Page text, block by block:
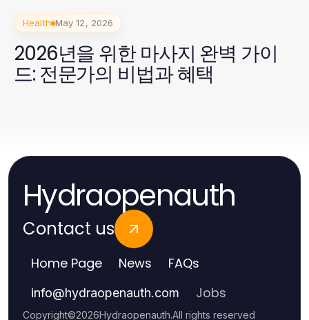
Health May 12, 2026
2026년을 위한 마사지 완벽 가이
드: 전문가의 비법과 혜택
Hydraopenauth
Contact us
Home Page News FAQs
info@hydraopenauth.com Jobs
Copyright©2026Hydraopenauth.All rights reserved